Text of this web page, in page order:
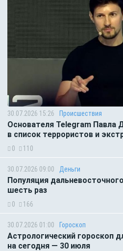
30.07.2026 15:26 Происшествия
Основателя Telegram Павла
в список террористов и
0 110
30.07.2026 09:00 Деньги
Популяция
шесть раз
0 166
30.07.2026 01:00 Гороскоп
Астрологический гороскоп
на сегодня — 30 июля